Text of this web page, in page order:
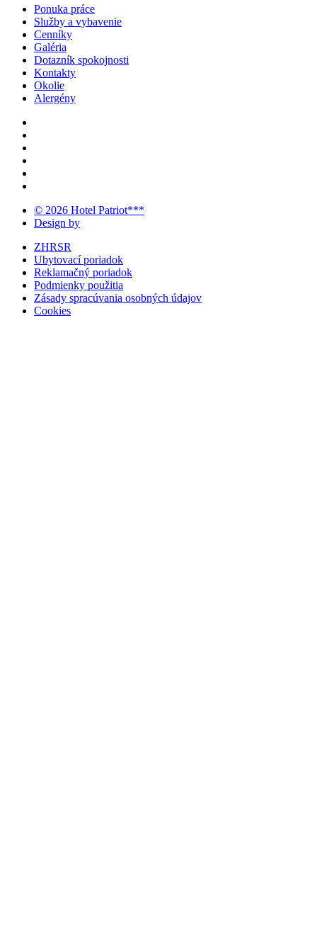
Ponuka práce
Služby a vybavenie
Cenníky
Galéria
Dotazník spokojnosti
Kontakty
Okolie
Alergény
© 2026 Hotel Patriot***
Design by
ZHRSR
Ubytovací poriadok
Reklamačný poriadok
Podmienky použitia
Zásady spracúvania osobných údajov
Cookies